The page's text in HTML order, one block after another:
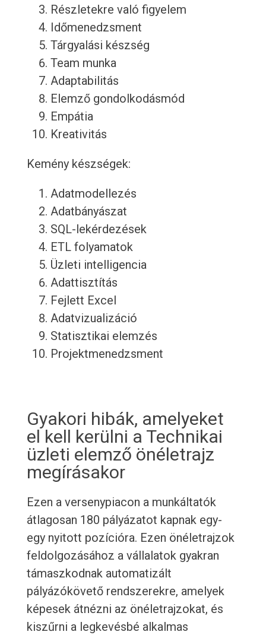
Részletekre való figyelem
Időmenedzsment
Tárgyalási készség
Team munka
Adaptabilitás
Elemző gondolkodásmód
Empátia
Kreativitás
Kemény készségek:
Adatmodellezés
Adatbányászat
SQL-lekérdezések
ETL folyamatok
Üzleti intelligencia
Adattisztítás
Fejlett Excel
Adatvizualizáció
Statisztikai elemzés
Projektmenedzsment
Gyakori hibák, amelyeket
el kell kerülni a Technikai
üzleti elemző önéletrajz
megírásakor
Ezen a versenypiacon a munkáltatók
átlagosan 180 pályázatot kapnak egy-
egy nyitott pozícióra. Ezen önéletrajzok
feldolgozásához a vállalatok gyakran
támaszkodnak automatizált
pályázókövető rendszerekre, amelyek
képesek átnézni az önéletrajzokat, és
kiszűrni a legkevésbé alkalmas